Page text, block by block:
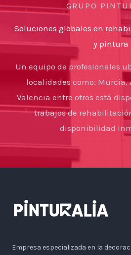
GRUPO
Soluciones globales en
y pintura
Un equipo de profesionales
localidades como: Murcia,
Valencia entre otros está
trabajos de
disponibilidad
Empresa especializada en la